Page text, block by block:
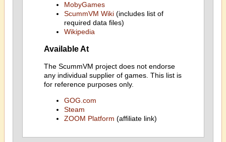
MobyGames
ScummVM Wiki(includes list of
required data files)
Wikipedia
Available At
The ScummVM project does not endorse
any individual supplier of games. This list is
for reference purposes only.
GOG.com
Steam
ZOOM Platform (affiliate link)